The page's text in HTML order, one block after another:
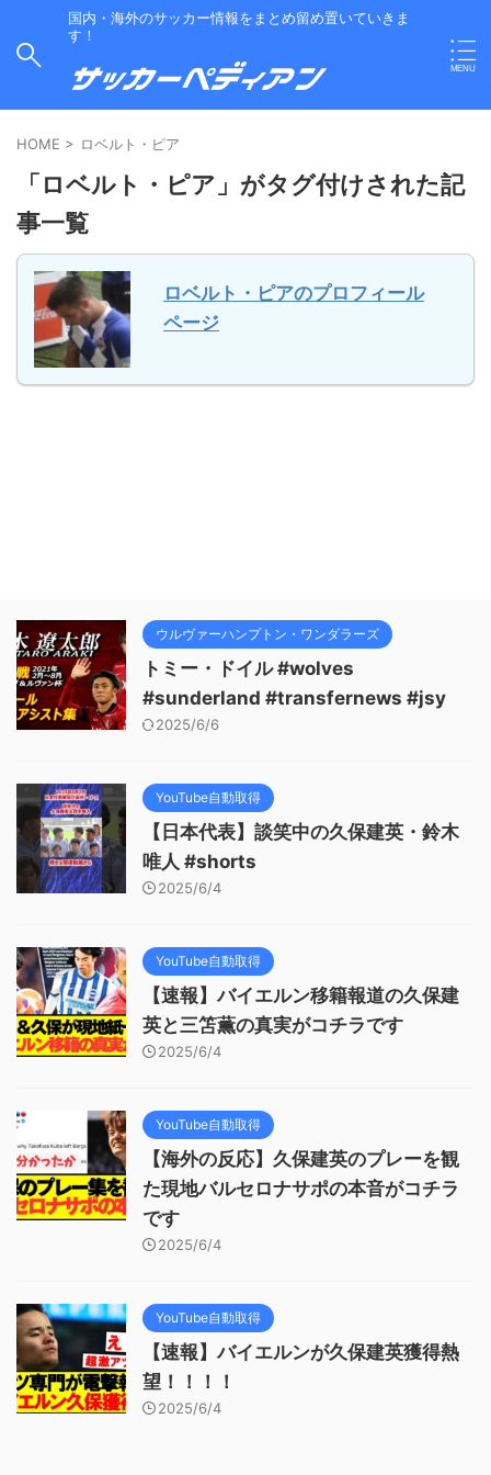
国内・海外のサッカー情報をまとめ留め置いていきま
す！
HOME > ロベルト・ピア
「ロベルト・ピア」がタグ付けされた記
事一覧
ロベルト・ピアのプロフィール
ページ
ウルヴァーハンプトン・ワンダラーズ
トミー・ドイル #wolves
#sunderland #transfernews #jsy
2025/6/6
YouTube自動取得
【日本代表】談笑中の久保建英・鈴木
唯人 #shorts
2025/6/4
YouTube自動取得
【速報】バイエルン移籍報道の久保建
英と三笘薫の真実がコチラです
2025/6/4
YouTube自動取得
【海外の反応】久保建英のプレーを観
た現地バルセロナサポの本音がコチラ
です
2025/6/4
YouTube自動取得
【速報】バイエルンが久保建英獲得熱
望！！！！
2025/6/4